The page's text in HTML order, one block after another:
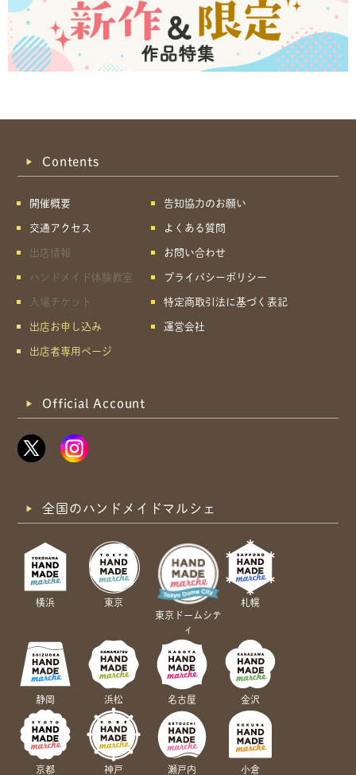
Contents
開催概要
交通アクセス
出店情報
ハンドメイド体験教室
入場チケット
出店お申し込み
出店者専用ページ
告知協力のお願い
よくある質問
お問い合わせ
プライバシーポリシー
特定商取引法に基づく表記
運営会社
Official Account
全国のハンドメイドマルシェ
横浜
東京
東京ドームシテ
ィ
札幌
静岡 浜松 名古屋 金沢
京都 神戸 瀬戸内 小倉